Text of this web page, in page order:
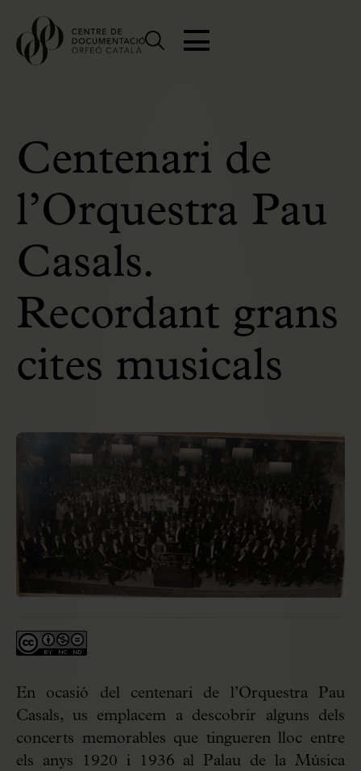
Centenari de
l’Orquestra Pau
Casals.
Recordant grans
cites musicals
En ocasió del centenari de l’Orquestra Pau
Casals, us emplacem a descobrir alguns dels
concerts memorables que tingueren lloc entre
els anys 1920 i 1936 al Palau de la Música